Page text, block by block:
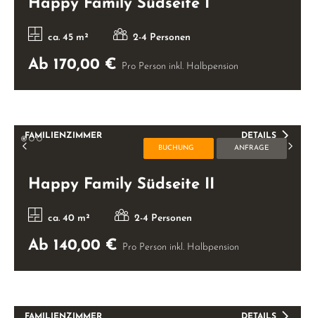
Happy Family Südseite I
ca. 45 m² 2-4 Personen
Ab 170,00 € Pro Person inkl. Halbpension
FAMILIENZIMMER DETAILS